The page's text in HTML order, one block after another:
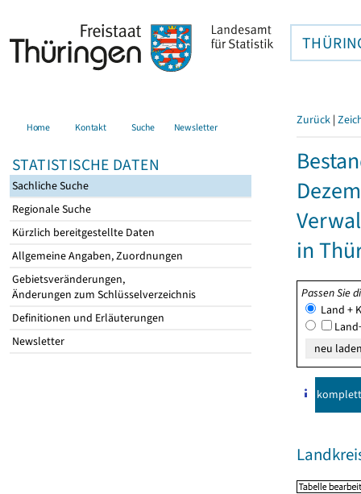
Home Kontakt Suche Newsletter
STATISTISCHE DATEN
Sachliche Suche
Regionale Suche
Kürzlich bereitgestellte Daten
Allgemeine Angaben, Zuordnungen
Gebietsveränderungen,
Änderungen zum Schlüsselverzeichnis
Definitionen und Erläuterungen
Newsletter
Zurück |
in
Passen Sie
Land +
komplett